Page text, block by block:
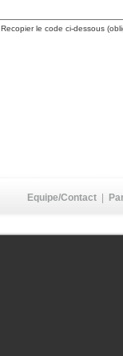
Recopier le code ci-dessous
Equipe/Contact